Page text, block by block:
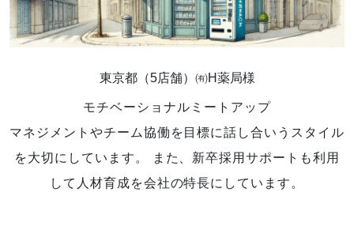
東京都（5店舗）㈲H薬局様
モチベーショナルミートアップ
マネジメントやチーム協働を目標に話し合いうスタイル
を大切にしています。 また、新卒採用サポートも利用
して人材育成を会社の特長にしています。